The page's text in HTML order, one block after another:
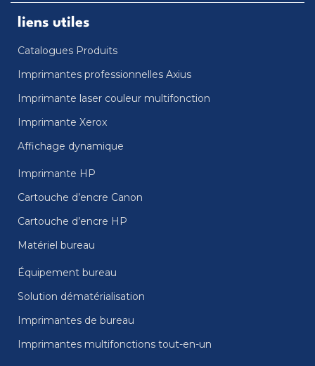
liens utiles
Catalogues Produits
Imprimantes professionnelles Axius
Imprimante laser couleur multifonction
Imprimante Xerox
Affichage dynamique
Imprimante HP
Cartouche d’encre Canon
Cartouche d’encre HP
Matériel bureau
Équipement bureau
Solution dématérialisation
Imprimantes de bureau
Imprimantes multifonctions tout-en-un